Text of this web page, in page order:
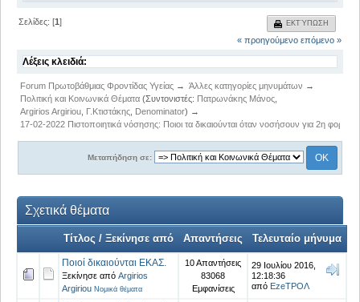
ΕΚΤΎΠΩΣΗ
Σελίδες: [1]
« προηγούμενο επόμενο »
Λέξεις κλειδιά:
Forum Πρωτοβάθμιας Φροντίδας Υγείας→ Άλλες κατηγορίες μηνυμάτων →
Πολιτική και Κοινωνικά Θέματα(Συντονιστές: Πατρωνάκης Μάνος,
Argirios Argiriou, Γ.Κτιστάκης, Denominator) →
17-02-2022 Πιστοποιητικά νόσησης: Ποιοι τα δικαιούνται όταν νοσήσουν για 2η φορά
Μεταπήδηση σε:
Σχετικά θέματα
Τίτλος / Ξεκίνησε από Απαντήσεις Τελευταίο μήνυμα
Ποιοί δικαιούνται ΕΚΑΣ.
Ξεκίνησε από Argirios
Argiriou Νομικά θέματα
10 Απαντήσεις
83068
Εμφανίσεις
29 Ιουλίου 2016,
12:18:36
από EzeΤΡΟΛ